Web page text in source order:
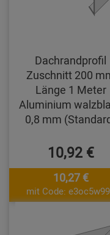
Dachrandprofil
Zuschnitt 200
Länge 1 Meter
Aluminium
0,8 mm
10,92 €
10,27 €
mit Code: